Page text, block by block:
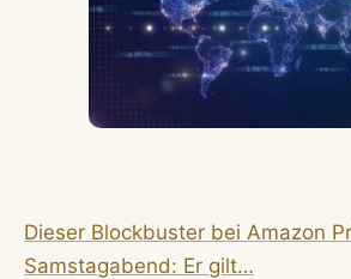
Dieser Blockbuster bei Amazon
Samstagabend: Er gilt…